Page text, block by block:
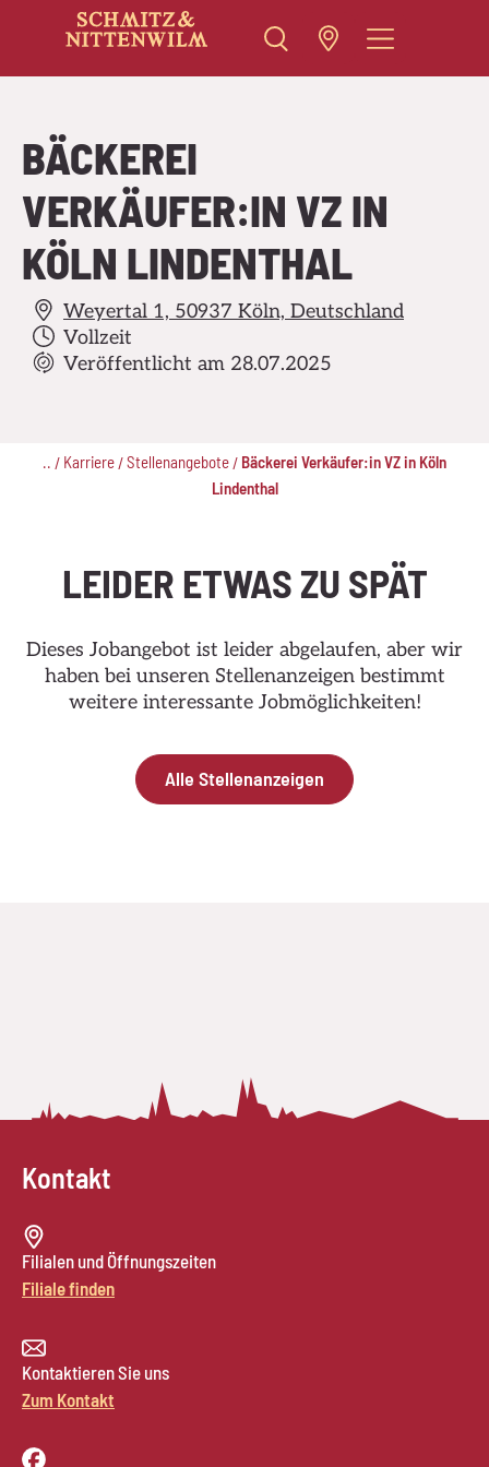
BÄCKEREI
VERKÄUFER:IN VZ IN
KÖLN LINDENTHAL
Weyertal 1, 50937 Köln, Deutschland
Vollzeit
Veröffentlicht am 28.07.2025
.. / Karriere /Stellenangebote / Bäckerei Verkäufer:in VZ in Köln
Lindenthal
LEIDER ETWAS ZU SPÄT
Dieses Jobangebot ist leider abgelaufen, aber wir
haben bei unseren Stellenanzeigen bestimmt
weitere interessante Jobmöglichkeiten!
Alle Stellenanzeigen
Kontakt
Filialen und Öffnungszeiten
Filiale finden
Kontaktieren Sie uns
Zum Kontakt